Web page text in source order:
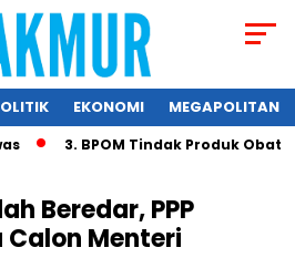
EKONOMI MEGAPOLITAN
3. BPOM Tindak Produk Obat
Beredar, PPP
Menteri